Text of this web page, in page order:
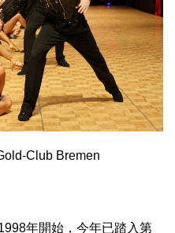
Club Bremen
年開始，今年已踏入第